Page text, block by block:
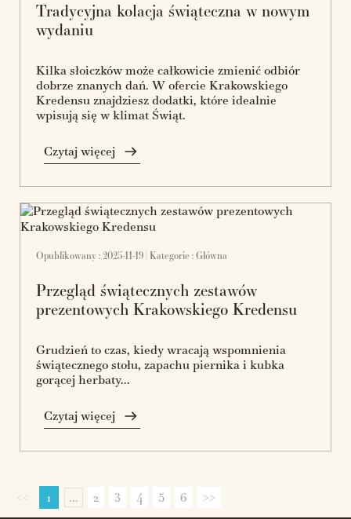
Tradycyjna kolacja świąteczna w nowym
wydaniu
Kilka słoiczków może całkowicie zmienić odbiór
dobrze znanych dań. W ofercie Krakowskiego
Kredensu znajdziesz dodatki, które idealnie
wpisują się w klimat Świąt.
Czytaj więcej
Przegląd świątecznych zestawów
prezentowych Krakowskiego Kredensu
Opublikowany : 2025-11-19 | Kategorie : Główna
Grudzień to czas, kiedy wracają wspomnienia
świątecznego stołu, zapachu piernika i kubka
gorącej herbaty...
Czytaj więcej
<< 1 ... 2 3 4 5 6 >>